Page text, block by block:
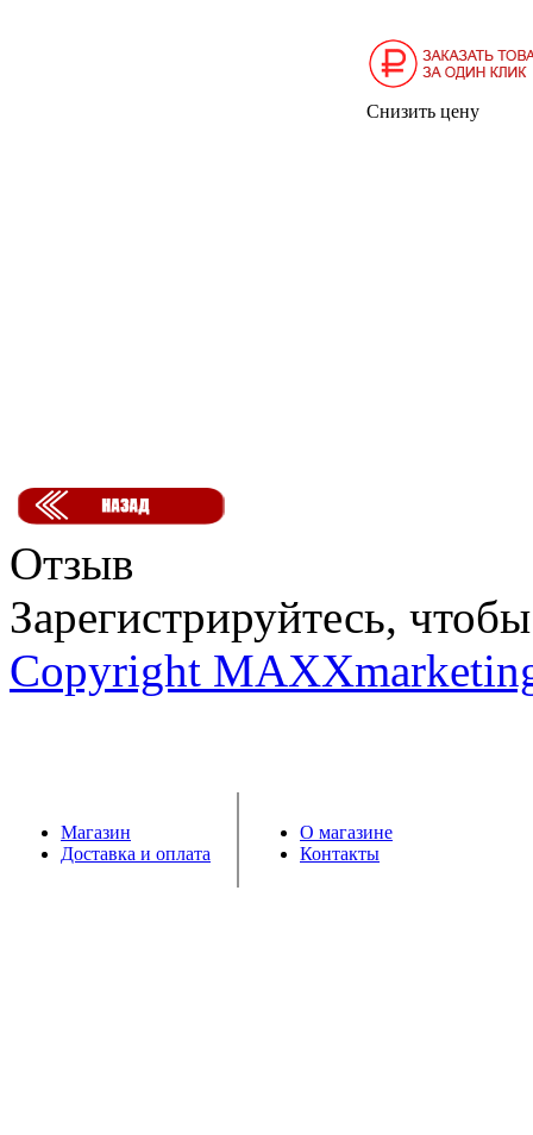
Снизить цену
Отзыв
Зарегистрируйтесь,
Copyright
Магазин
Доставка и оплата
О магазине
Контакты